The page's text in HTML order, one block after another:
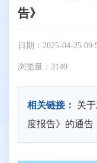
告》
日期：2025-04-25
浏览量： 3140
相关链接：
关
度报告》的通告